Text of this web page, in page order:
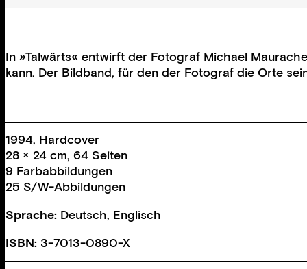
In »Talwärts« entwirft der Fotograf Michael
kann. Der Bildband, für den der Fotograf die Orte
1994, Hardcover
28 × 24 cm, 64 Seiten
9 Farbabbildungen
25 S/W-Abbildungen
Sprache: Deutsch, Englisch
ISBN: 3-7013-0890-X